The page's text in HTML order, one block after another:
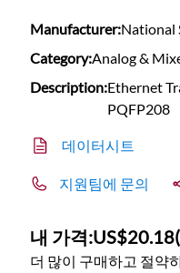
Manufacturer:National
Category:Analog &
Description:Ethernet
PQFP208
데이터시트
지원팀에 문의
내 가격:US$20.18(
더 많이 구매하고 절약